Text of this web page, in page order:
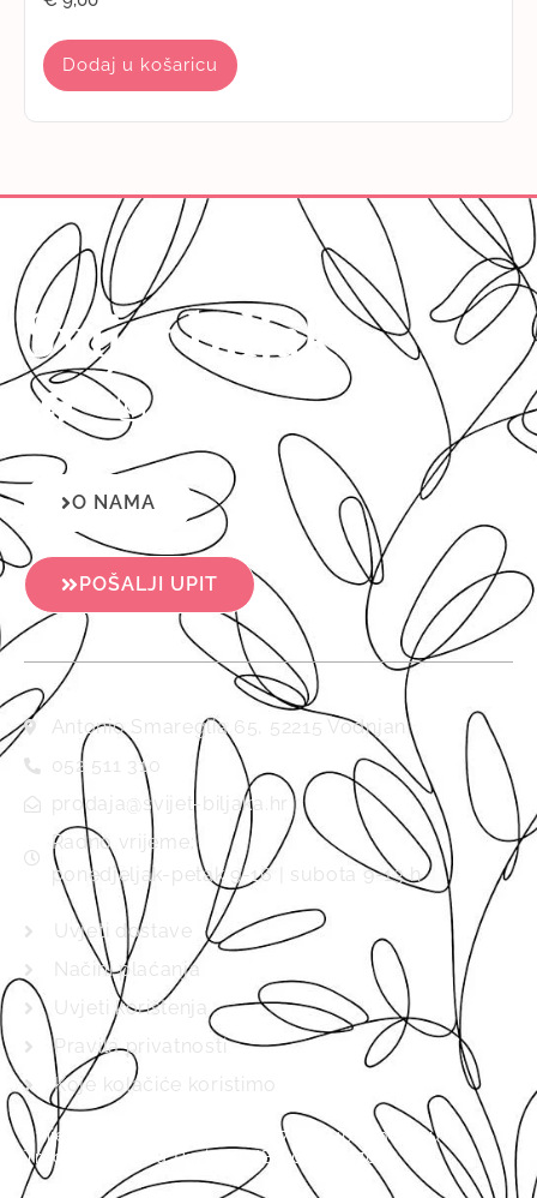
Dodaj u košaricu
Svijet biljaka
O NAMA
POŠALJI UPIT
Antonio Smareglia 65, 52215 Vodnjan
052 511 310
prodaja@svijet-biljaka.hr
Radno vrijeme:
ponedjeljak-petak 9-16 | subota 9-13 h
Uvjeti dostave
Načini plaćanja
Uvjeti korištenja
Pravila privatnosti
Koje kolačiće koristimo
Svijet biljaka d.o.o., MB 01537920 upisano je u
Trgovački sud u Pazinu (MBS 040157702).